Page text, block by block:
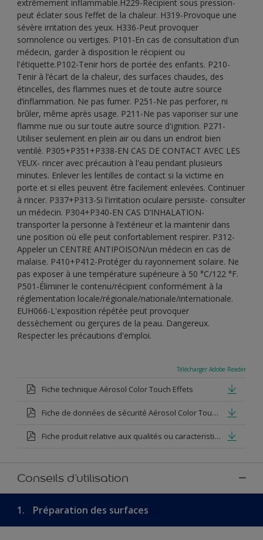
extrêmement inflammable.H229-Récipient sous pression-
peut éclater sous l’effet de la chaleur. H319-Provoque une
sévère irritation des yeux. H336-Peut provoquer
somnolence ou vertiges. P101-En cas de consultation d'un
médecin, garder à disposition le récipient ou
l'étiquette.P102-Tenir hors de portée des enfants. P210-
Tenir à l’écart de la chaleur, des surfaces chaudes, des
étincelles, des flammes nues et de toute autre source
d’inflammation. Ne pas fumer. P251-Ne pas perforer, ni
brûler, même après usage. P211-Ne pas vaporiser sur une
flamme nue ou sur toute autre source d'ignition. P271-
Utiliser seulement en plein air ou dans un endroit bien
ventilé. P305+P351+P338-EN CAS DE CONTACT AVEC LES
YEUX- rincer avec précaution à l'eau pendant plusieurs
minutes. Enlever les lentilles de contact si la victime en
porte et si elles peuvent être facilement enlevées. Continuer
à rincer. P337+P313-Si l'irritation oculaire persiste- consulter
un médecin. P304+P340-EN CAS D’INHALATION-
transporter la personne à l’extérieur et la maintenir dans
une position où elle peut confortablement respirer. P312-
Appeler un CENTRE ANTIPOISON/un médecin en cas de
malaise. P410+P412-Protéger du rayonnement solaire. Ne
pas exposer à une température supérieure à 50 °C/122 °F.
P501-Éliminer le contenu/récipient conformément à la
réglementation locale/régionale/nationale/internationale.
EUH066-L'exposition répétée peut provoquer
dessèchement ou gerçures de la peau. Dangereux.
Respecter les précautions d'emploi.
Télécharger Adobe Reader
Fiche technique Aérosol Color Touch Effets
Fiche de données de sécurité Aérosol Color Touch Effet Martelé Noir
Fiche produit relative aux qualités ou caracteristiques environnementales Aérosol Color Touch Effet Martelé Noir
Conseils d’utilisation
1. Préparation des surfaces